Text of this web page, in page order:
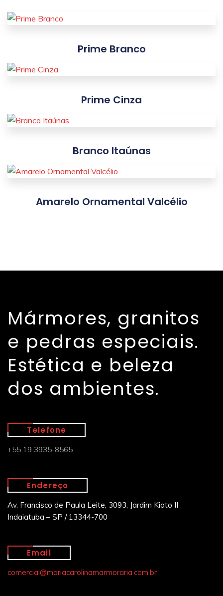
Prime Branco
Prime Cinza
Branco Itaúnas
Amarelo Ornamental Valcélio
Mármores, granitos
e pedras especiais.
Estética e beleza
dos ambientes.
Telefone
+55 19 3935-8565
Endereço
Av. Francisco de Paula Leite, 3093, Jardim Kioto II
Indaiatuba – SP / 13344-700
Email
comercial@mariacarolinamarmoraria.com.br